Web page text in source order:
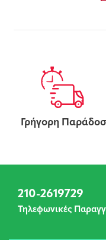
Γρήγορη
210-2619729
Τηλεφωνικές